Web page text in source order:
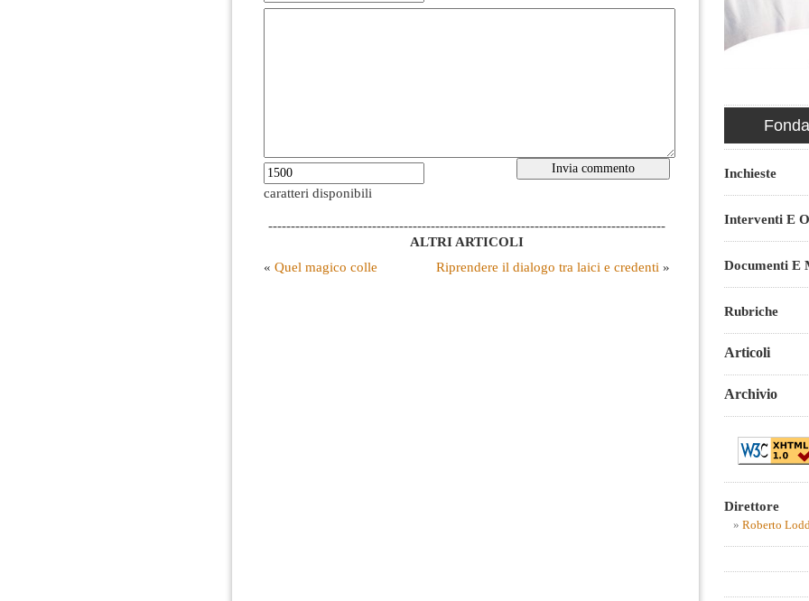
caratteri disponibili
----------------------------------------------------------------------------------------
ALTRI ARTICOLI
« Quel magico colle Riprendere il dialogo tra laici e credenti »
Inchieste
Interventi E
Documenti E
Rubriche
Articoli
Archivio
Direttore
Roberto